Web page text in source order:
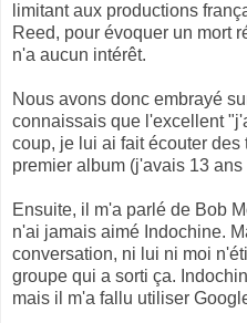
limitant aux productions
Reed, pour évoquer un mort
n'a aucun intérêt.
Nous avons donc embrayé
connaissais que l'excellent
coup, je lui ai fait écouter
premier album (j'avais 13 ans
Ensuite, il m'a parlé de Bob
n'ai jamais aimé Indochine.
conversation, ni lui ni moi
groupe qui a sorti ça.
mais il m'a fallu utiliser